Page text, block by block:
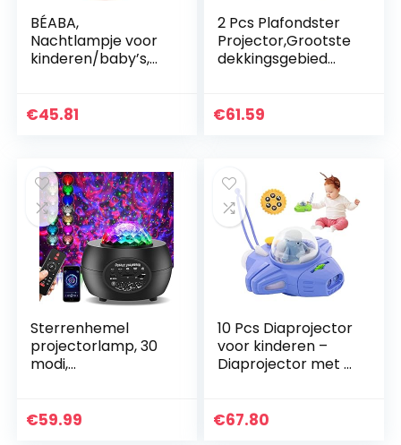
BÉABA,
Nachtlampje voor
kinderen/baby’s,
uitbreidbaar, zacht
€45.81
2 Pcs Plafondster
Projector,Grootste
dekkingsgebied
moderne
€61.59
Sterrenhemel
projectorlamp, 30
modi,
sterrenhemel met
€59.99
10 Pcs Diaprojector
voor kinderen –
Diaprojector met 6
Projectie Licht voor
€67.80